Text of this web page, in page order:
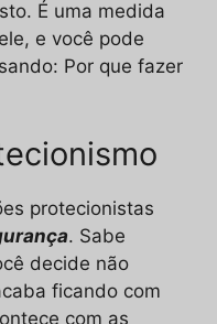
É uma medida
e você pode
Por que fazer
protecionistas
. Sabe
decide não
ficando com
com as